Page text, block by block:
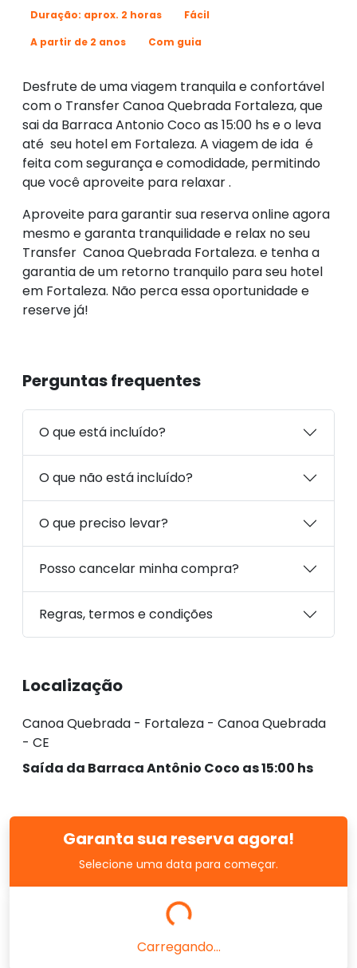
Duração: aprox. 2 horas
Fácil
A partir de 2 anos
Com guia
Desfrute de uma viagem tranquila e confortável
com o Transfer Canoa Quebrada Fortaleza, que
sai da Barraca Antonio Coco as 15:00 hs e o leva
até seu hotel em Fortaleza. A viagem de ida é
feita com segurança e comodidade, permitindo
que você aproveite para relaxar .
Aproveite para garantir sua reserva online agora
mesmo e garanta tranquilidade e relax no seu
Transfer Canoa Quebrada Fortaleza. e tenha a
garantia de um retorno tranquilo para seu hotel
em Fortaleza. Não perca essa oportunidade e
reserve já!
Perguntas frequentes
O que está incluído?
O que não está incluído?
O que preciso levar?
Posso cancelar minha compra?
Regras, termos e condições
Localização
Canoa Quebrada - Fortaleza - Canoa Quebrada
- CE
Saída da Barraca Antônio Coco as 15:00 hs
Garanta sua reserva agora!
Selecione uma data para começar.
Carregando...